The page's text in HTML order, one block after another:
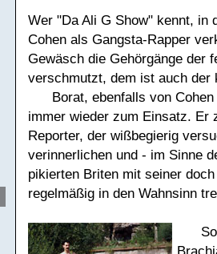
Wer "Da Ali G Show" kennt, in
Cohen als Gangsta-Rapper
Gewäsch die Gehörgänge der
verschmutzt, dem ist auch der
Borat, ebenfalls von
immer wieder zum Einsatz. Er
Reporter, der wißbegierig
verinnerlichen und - im Sinne
pikierten Briten mit seiner
regelmäßig in den Wahnsinn